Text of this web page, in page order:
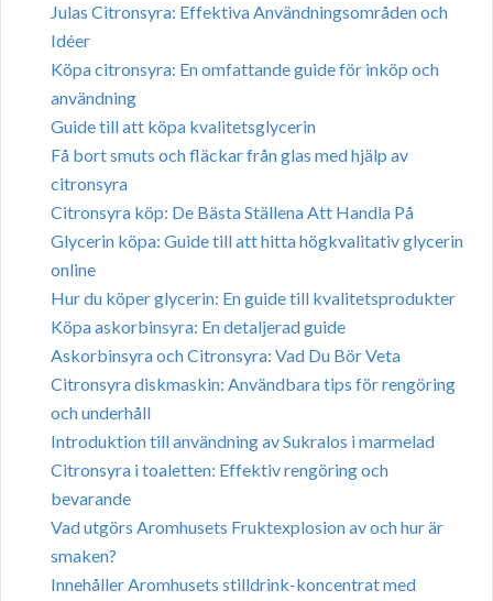
Julas Citronsyra: Effektiva Användningsområden och
Idéer
Köpa citronsyra: En omfattande guide för inköp och
användning
Guide till att köpa kvalitetsglycerin
Få bort smuts och fläckar från glas med hjälp av
citronsyra
Citronsyra köp: De Bästa Ställena Att Handla På
Glycerin köpa: Guide till att hitta högkvalitativ glycerin
online
Hur du köper glycerin: En guide till kvalitetsprodukter
Köpa askorbinsyra: En detaljerad guide
Askorbinsyra och Citronsyra: Vad Du Bör Veta
Citronsyra diskmaskin: Användbara tips för rengöring
och underhåll
Introduktion till användning av Sukralos i marmelad
Citronsyra i toaletten: Effektiv rengöring och
bevarande
Vad utgörs Aromhusets Fruktexplosion av och hur är
smaken?
Innehåller Aromhusets stilldrink-koncentrat med